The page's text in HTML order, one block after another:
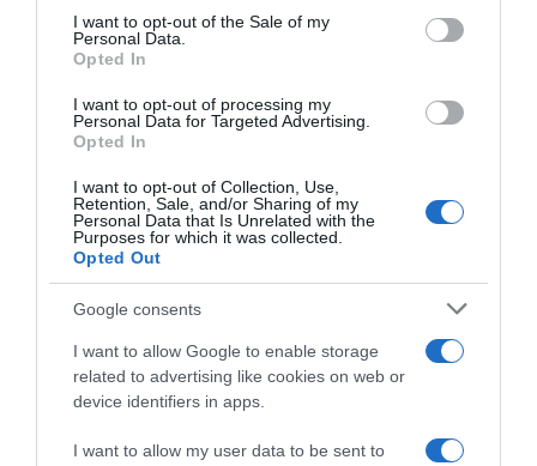
consent section.
I want to opt-out of the Sale of my
Personal Data.
Opted In
I want to opt-out of processing my
Personal Data for Targeted Advertising.
Opted In
I want to opt-out of Collection, Use,
Retention, Sale, and/or Sharing of my
Personal Data that Is Unrelated with the
Purposes for which it was collected.
Opted Out
Google consents
I want to allow Google to enable storage
related to advertising like cookies on web or
device identifiers in apps.
I want to allow my user data to be sent to
Címkék:
életmód ,fittség
Korábbi bejegyzések
HASONLÓ BEJEGYZÉSEK